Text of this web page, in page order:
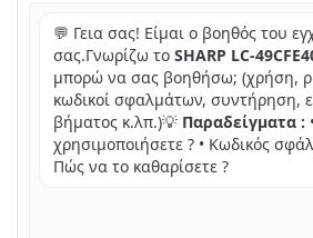
💬 Γεια σας! Είμαι ο βοηθός του
σας.Γνωρίζω το SHARP LC-
μπορώ να σας βοηθήσω; (χρήση,
κωδικοί σφαλμάτων, συντήρηση,
βήματος κ.λπ.)💡 Παραδείγματα :
χρησιμοποιήσετε ? • Κωδικός
Πώς να το καθαρίσετε ?